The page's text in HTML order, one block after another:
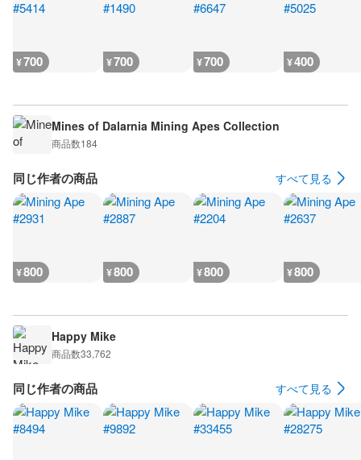
¥700 ¥700 ¥700 ¥400
Mines of Dalarnia Mining Apes Collection
商品数184
同じ作者の商品 すべて見る
¥800 ¥800 ¥800 ¥800
Happy Mike
商品数33,762
同じ作者の商品 すべて見る